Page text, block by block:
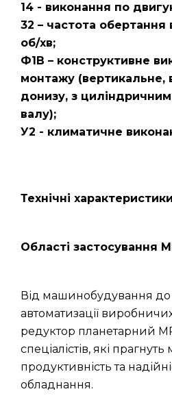
14 - виконання по
32 – частота обертання
об/хв;
Ф1В – конструктивне
монтажу (вертикальне,
донизу, з
валу);
У2 - климатичне
Технічні
Області застосування
Від машинобудування до
автоматизації
редуктор планетарний
спеціалістів, які
продуктивність та
обладнання.